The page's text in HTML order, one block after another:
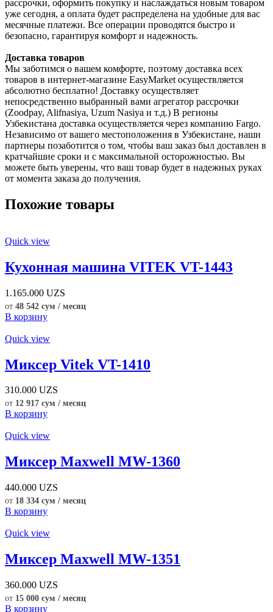
рассрочки, оформить покупку и наслаждаться новым товаром
уже сегодня, а оплата будет распределена на удобные для вас
месячные платежи. Все операции проводятся быстро и
безопасно, гарантируя комфорт и надежность.
Доставка товаров
Мы заботимся о вашем комфорте, поэтому доставка всех
товаров в интернет-магазине EasyMarket осуществляется
абсолютно бесплатно! Доставку осуществляет
непосредственно выбранный вами агрегатор рассрочки
(Zoodpay, Alifnasiya, Uzum Nasiya и т.д.) В регионы
Узбекистана доставка осуществляется через компанию Fargo.
Независимо от вашего местоположения в Узбекистане, наши
партнеры позаботится о том, чтобы ваш заказ был доставлен в
кратчайшие сроки и с максимальной осторожностью. Вы
можете быть уверены, что ваш товар будет в надежных руках
от момента заказа до получения.
Похожие товары
Quick view
Кухонная машина VITEK VT-1443
1.165.000 UZS
от 48 542 сум / месяц
В корзину
Quick view
Миксер Vitek VT-1410
310.000 UZS
от 12 917 сум / месяц
В корзину
Quick view
Миксер Maxwell MW-1360
440.000 UZS
от 18 334 сум / месяц
В корзину
Quick view
Миксер Maxwell MW-1351
360.000 UZS
от 15 000 сум / месяц
В корзину